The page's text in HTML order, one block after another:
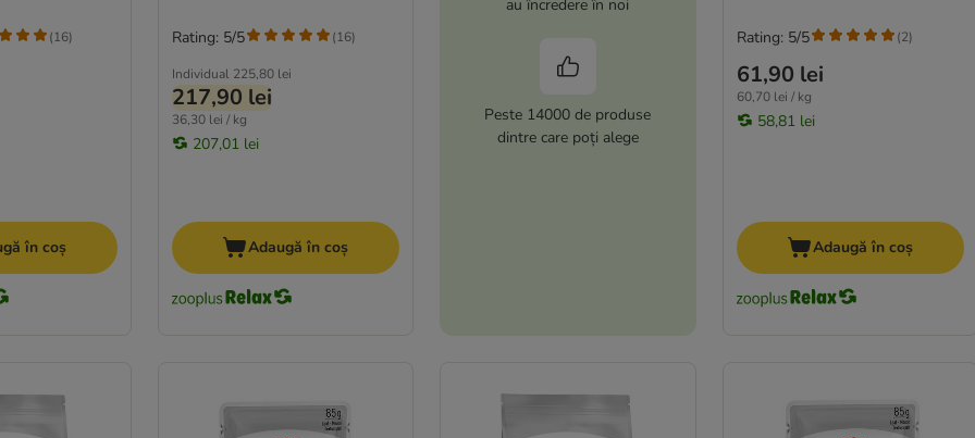
(16)
în coș
Individual 225,80 lei
217,90 lei
36,30 lei / kg
207,01 lei
Rating: 5/5 (16)
Adaugă în coș
au încredere în noi
Peste 14000 de produse
dintre care poți alege
61,90 lei
60,70 lei / kg
58,81 lei
Rating: 5/5 (2)
Adaugă în coș